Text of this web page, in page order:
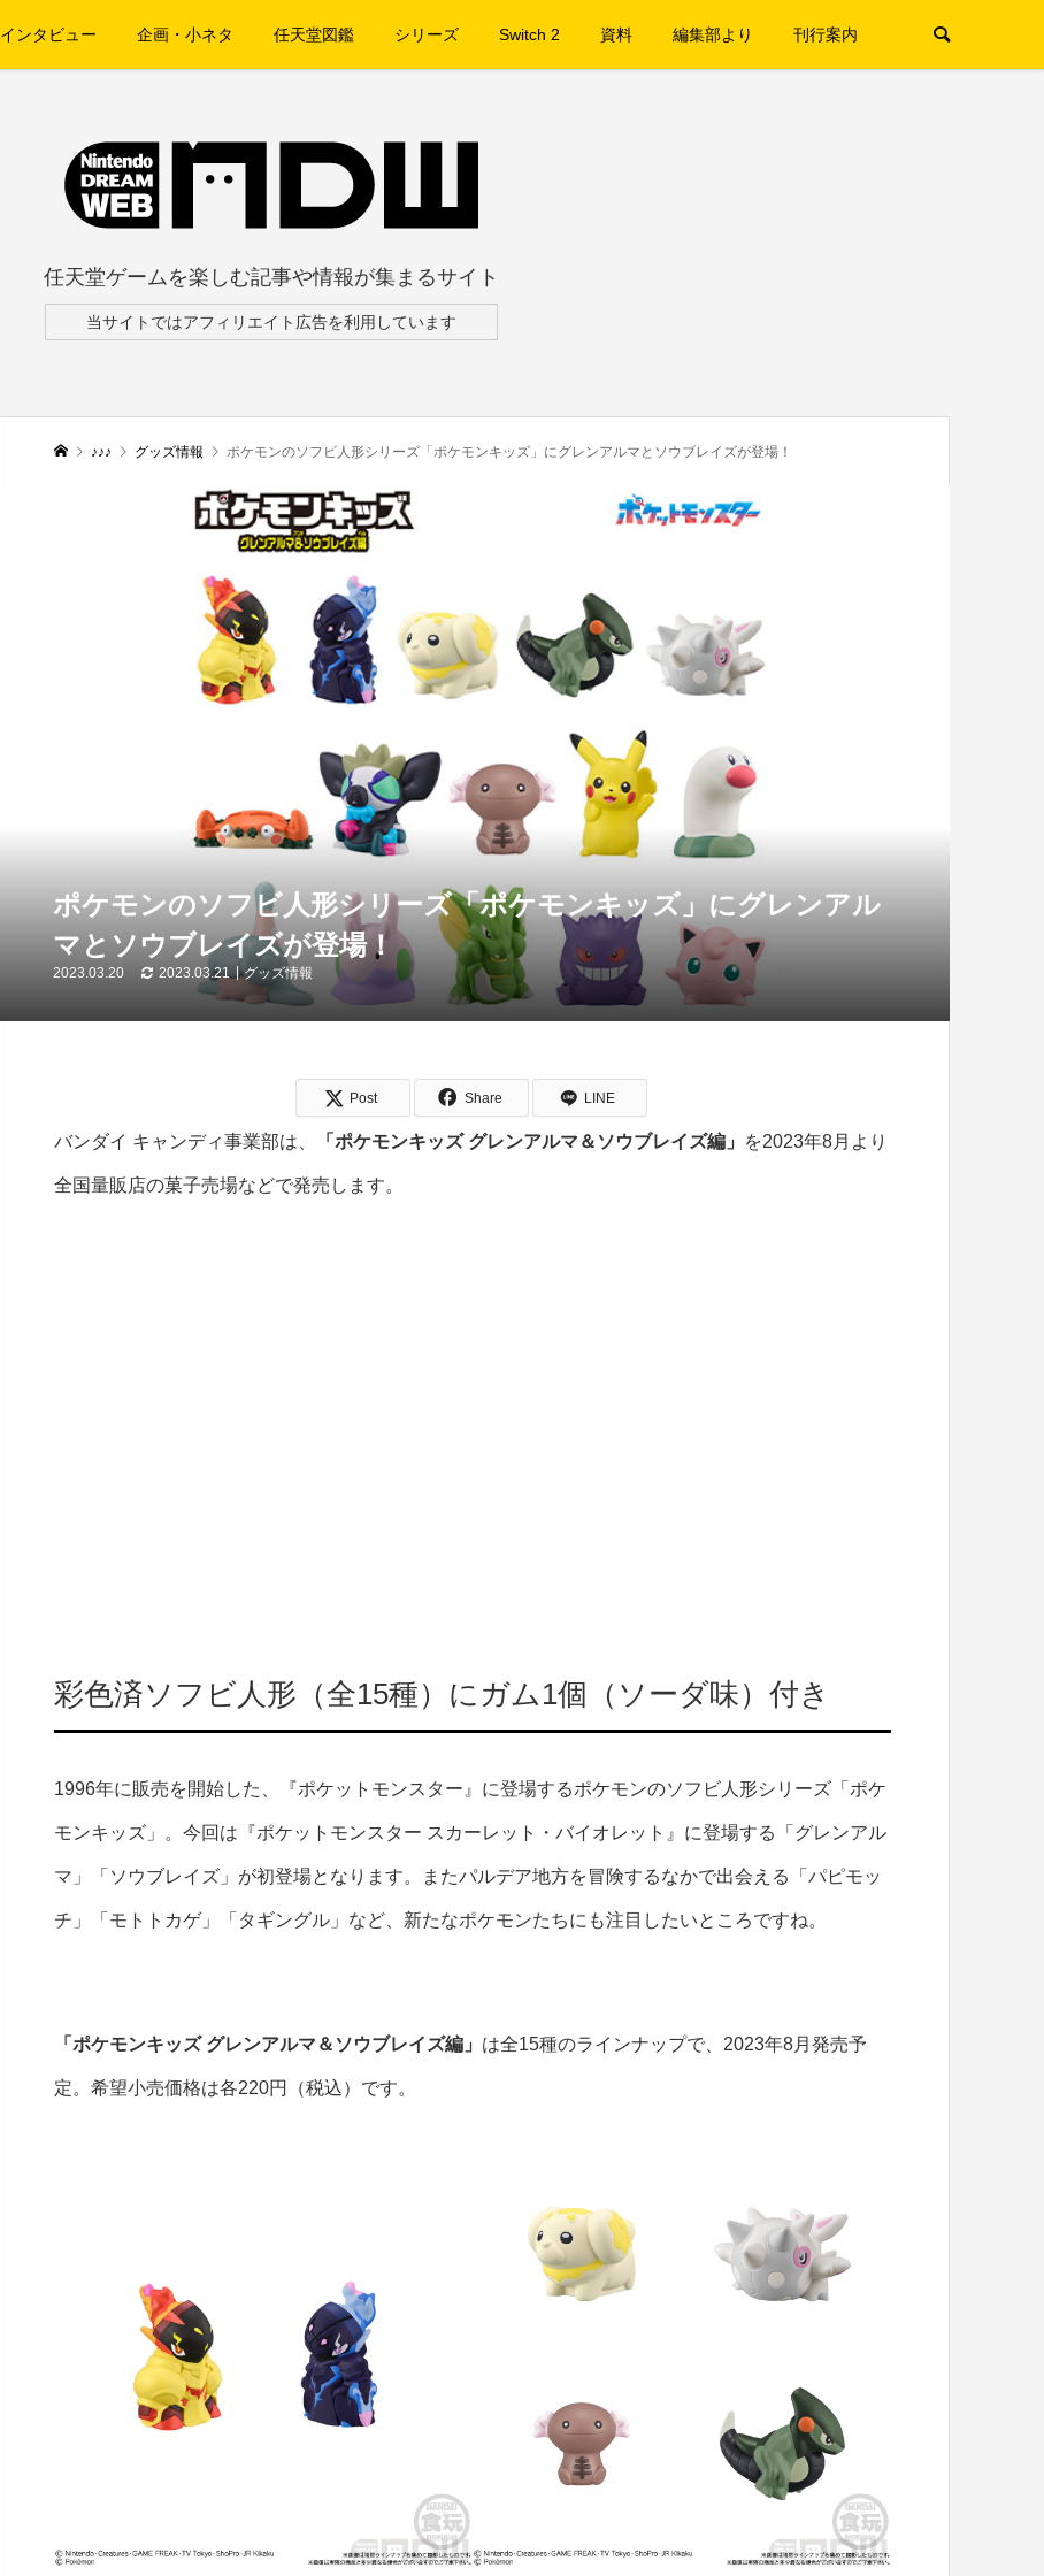
インタビュー 企画・小ネタ 任天堂図鑑 シリーズ Switch 2 資料 編集部より 刊行案内
任天堂ゲームを楽しむ記事や情報が集まるサイト
当サイトではアフィリエイト広告を利用しています
♪♪♪ グッズ情報 ポケモンのソフビ人形シリーズ「ポケモンキッズ」にグレンアルマとソウブレイズが登場！
ポケモンのソフビ人形シリーズ「ポケモンキッズ」にグレンアル
マとソウブレイズが登場！
2023.03.20 2023.03.21 グッズ情報
Post Share LINE
バンダイ キャンディ事業部は、 「ポケモンキッズ グレンアルマ＆ソウブレイズ編」 を2023年8月より
全国量販店の菓子売場などで発売します。
彩色済ソフビ人形（全15種）にガム1個（ソーダ味）付き
1996年に販売を開始した、『ポケットモンスター』に登場するポケモンのソフビ人形シリーズ「ポケ
モンキッズ」。今回は『ポケットモンスター スカーレット・バイオレット』に登場する「グレンアル
マ」「ソウブレイズ」が初登場となります。またパルデア地方を冒険するなかで出会える「パピモッ
チ」「モトトカゲ」「タギングル」など、新たなポケモンたちにも注目したいところですね。
「ポケモンキッズ グレンアルマ＆ソウブレイズ編」 は全15種のラインナップで、2023年8月発売予
定。希望小売価格は各220円（税込）です。